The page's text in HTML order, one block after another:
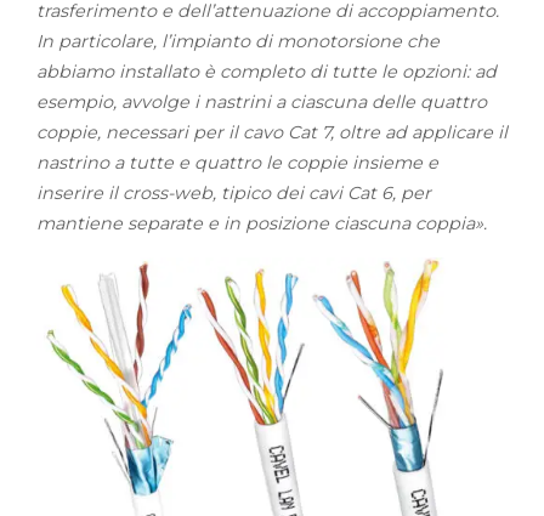
trasferimento e dell’attenuazione di accoppiamento.
In particolare, l’impianto di monotorsione che
abbiamo installato è completo di tutte le opzioni: ad
esempio, avvolge i nastrini a ciascuna delle quattro
coppie, necessari per il cavo Cat 7, oltre ad applicare il
nastrino a tutte e quattro le coppie insieme e
inserire il cross-web, tipico dei cavi Cat 6, per
mantiene separate e in posizione ciascuna coppia».